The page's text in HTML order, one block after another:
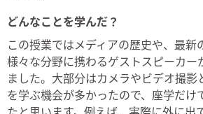
どんなことを学んだ？
この授業ではメディアの歴史や、最新
様々な分野に携わるゲストスピーカー
ました。大部分はカメラやビデオ撮影
を学ぶ機会が多かったので、座学だけ